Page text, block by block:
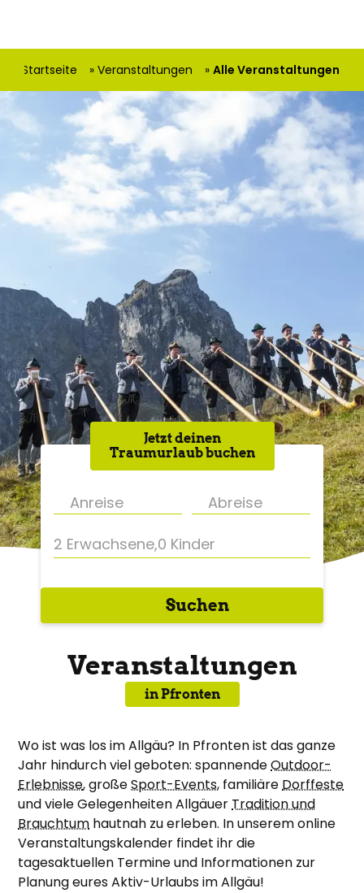
Startseite Veranstaltungen Alle Veranstaltungen
Jetzt deinen
Traumurlaub buchen
2 Erwachsene,0 Kinder
Suchen
Veranstaltungen
in Pfronten
Wo ist was los im Allgäu? In Pfronten ist das ganze
Jahr hindurch viel geboten: spannendeOutdoor-
Erlebnisse, großeSport-Events, familiäreDorffeste
und viele Gelegenheiten AllgäuerTradition und
Brauchtum hautnah zu erleben. In unserem online
Veranstaltungskalender findet ihr die
tagesaktuellen Termine und Informationen zur
Planung eures Aktiv-Urlaubs im Allgäu!